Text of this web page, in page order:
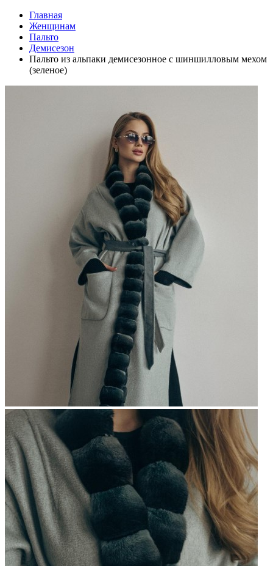
Главная
Женщинам
Пальто
Демисезон
Пальто из альпаки демисезонное с шиншилловым мехом
(зеленое)